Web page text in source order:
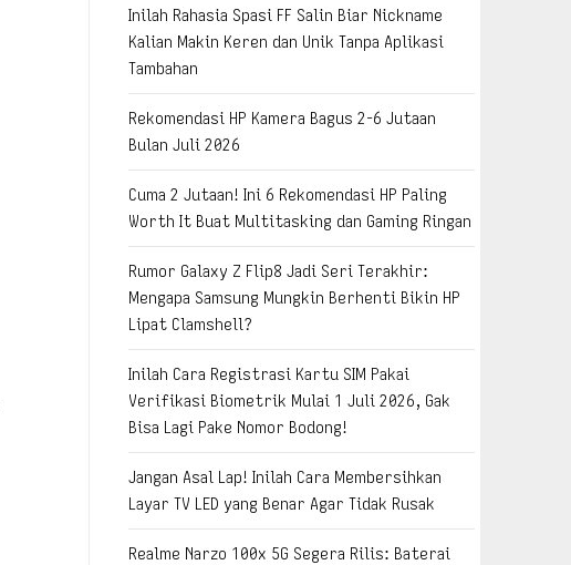
Inilah Rahasia Spasi FF Salin Biar Nickname
Kalian Makin Keren dan Unik Tanpa Aplikasi
Tambahan
Rekomendasi HP Kamera Bagus 2-6 Jutaan
Bulan Juli 2026
Cuma 2 Jutaan! Ini 6 Rekomendasi HP Paling
Worth It Buat Multitasking dan Gaming Ringan
Rumor Galaxy Z Flip8 Jadi Seri Terakhir:
Mengapa Samsung Mungkin Berhenti Bikin HP
Lipat Clamshell?
Inilah Cara Registrasi Kartu SIM Pakai
Verifikasi Biometrik Mulai 1 Juli 2026, Gak
Bisa Lagi Pake Nomor Bodong!
Jangan Asal Lap! Inilah Cara Membersihkan
Layar TV LED yang Benar Agar Tidak Rusak
Realme Narzo 100x 5G Segera Rilis: Baterai